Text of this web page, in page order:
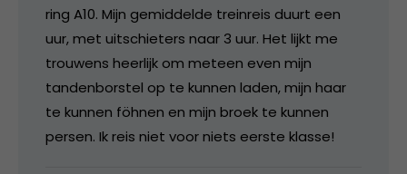
ring A10. Mijn gemiddelde treinreis duurt een
uur, met uitschieters naar 3 uur. Het lijkt me
trouwens heerlijk om meteen even mijn
tandenborstel op te kunnen laden, mijn haar
te kunnen föhnen en mijn broek te kunnen
persen. Ik reis niet voor niets eerste klasse!